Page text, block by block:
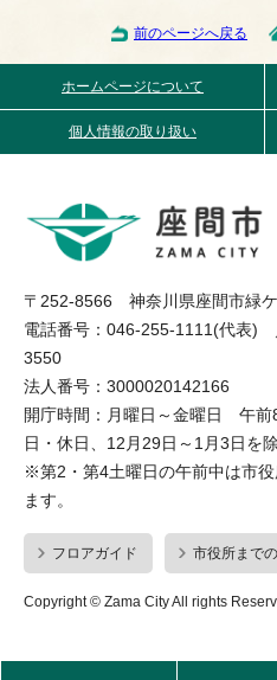
前のページへ戻る
ホームページについて
個人情報の取り扱い
〒252-8566 神奈川県座間市緑
電話番号：046-255-1111(代表
3550
法人番号：3000020142166
開庁時間：月曜日～金曜日 午前
日・休日、12月29日～1月3日を除
※第2・第4土曜日の午前中は市
ます。
フロアガイド 市役所まで
Copyright © Zama City All rights